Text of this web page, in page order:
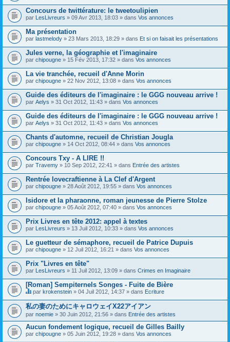
Concours de twittérature: le tweetoulipien
par LesLivreurs » 09 Avr 2013, 18:03 » dans Vos annonces
Ma présentation
par lastmelody » 23 Mars 2013, 18:29 » dans Et si on faisait les présentations
Jules verne, la géographie et l'imaginaire
par chipougne » 15 Fév 2013, 17:32 » dans Vos annonces
La vie tranchée, recueil d'Anne Morin
par chipougne » 22 Nov 2012, 13:08 » dans Vos annonces
Guide des éditeurs de l'imaginaire : le GGG nouveau arrive !
par Aelys » 31 Oct 2012, 11:43 » dans Vos annonces
Guide des éditeurs de l'imaginaire : le GGG nouveau arrive !
par Aelys » 31 Oct 2012, 11:43 » dans Vos annonces
Chants d'automne, recueil de Christian Jougla
par chipougne » 14 Oct 2012, 08:44 » dans Vos annonces
Concours Txy - A LIRE !!
par Travemy » 10 Sep 2012, 22:41 » dans Entrée des artistes
Rentrée lovecraftienne à La Clef d'Argent
par chipougne » 28 Août 2012, 19:55 » dans Vos annonces
Isidore et la pharaonne, roman jeunesse de Pierre Stolze
par chipougne » 05 Août 2012, 07:40 » dans Vos annonces
Prix Livres en tête 2012: appel à textes
par LesLivreurs » 13 Juil 2012, 10:33 » dans Vos annonces
Le guetteur de sémaphore, recueil de Patrice Dupuis
par chipougne » 12 Juil 2012, 16:21 » dans Vos annonces
Prix "Livres en tête"
par LesLivreurs » 11 Juil 2012, 13:09 » dans Crimes en Imaginaire
[Roman] Sempiternels Songes - Fuite de Bière
C
e
s
u
j
e
t
par krokenstein » 04 Juil 2012, 14:37 » dans Ecriture
私の妻のためにキャロウェイX22アイアン
par noemie » 30 Juin 2012, 21:56 » dans Entrée des artistes
Aucun fondement logique, recueil de Gilles Bailly
par chipougne » 05 Juin 2012, 19:28 » dans Vos annonces